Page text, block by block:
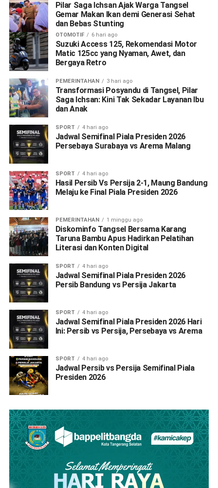
Pilar Saga Ichsan Ajak Warga Tangsel
Gemar Makan Ikan demi Generasi Sehat
dan Bebas Stunting
OTOMOTIF 6 hari ago
Suzuki Access 125, Rekomendasi Motor
Matic 125cc yang Nyaman, Awet, dan
Bergaya Retro
PEMERINTAHAN 3 hari ago
Transformasi Posyandu di Tangsel, Pilar
Saga Ichsan: Kini Tak Sekadar Layanan Ibu
dan Anak
SPORT 4 hari ago
Jadwal Semifinal Piala Presiden 2026
Persebaya Surabaya vs Arema Malang
SPORT 4 hari ago
Hasil Persib Vs Persija 2-1, Maung Bandung
Melaju ke Final Piala Presiden 2026
PEMERINTAHAN 1 minggu ago
Diskominfo Tangsel Bersama Karang
Taruna Bambu Apus Hadirkan Pelatihan
Literasi dan Konten Digital
SPORT 4 hari ago
Jadwal Semifinal Piala Presiden 2026
Persib Bandung vs Persija Jakarta
SPORT 4 hari ago
Jadwal Semifinal Piala Presiden 2026 Hari
Ini: Persib vs Persija, Persebaya vs Arema
SPORT 4 hari ago
Jadwal Persib vs Persija Semifinal Piala
Presiden 2026